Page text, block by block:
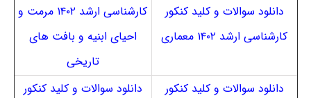
دانلود سوالات و کلید کنکور
کارشناسی ارشد ۱۴۰۲ معماری
کارشناسی ارشد ۱۴۰۲ مرمت و
احیای ابنیه و بافت های
تاریخی
دانلود سوالات و کلید کنکور
دانلود سوالات و کلید کنکور